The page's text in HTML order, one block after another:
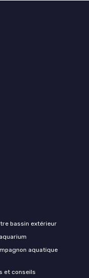
bassin extérieur
aquatique
et conseils